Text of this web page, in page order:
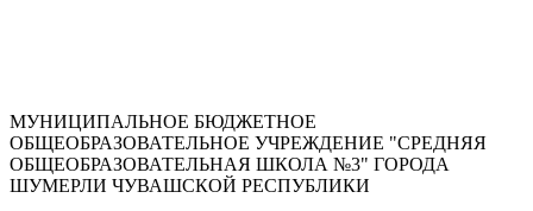
МУНИЦИПАЛЬНОЕ БЮДЖЕТНОЕ
ОБЩЕОБРАЗОВАТЕЛЬНОЕ УЧРЕЖДЕНИЕ "СРЕДНЯЯ
ОБЩЕОБРАЗОВАТЕЛЬНАЯ ШКОЛА №3" ГОРОДА
ШУМЕРЛИ ЧУВАШСКОЙ РЕСПУБЛИКИ